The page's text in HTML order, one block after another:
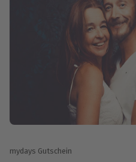
mydays Gutschein